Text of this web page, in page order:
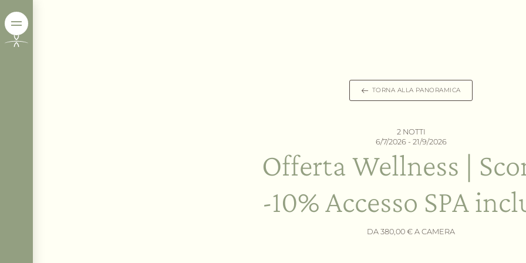
TORNA ALLA PANORAMICA
2 NOTTI
6/7/2026 - 21/9/2026
Offerta Wellness |
-10% Accesso SPA
DA 380,00 € A CAMERA